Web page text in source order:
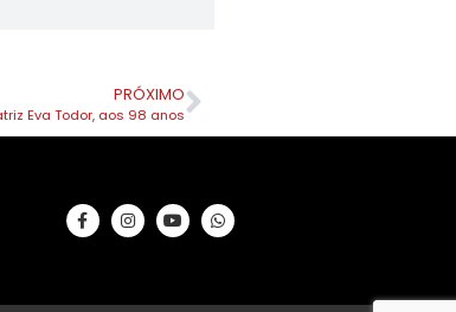
PRÓXIMO
Eva Todor, aos 98 anos